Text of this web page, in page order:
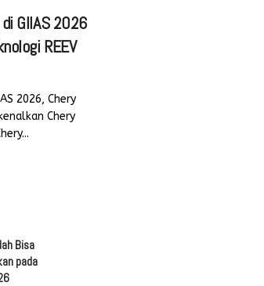
GIIAS 2026
REEV
2026, Chery
Chery
Bisa
pada